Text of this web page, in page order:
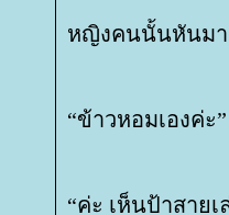
หญิงคนนั้นหันมา
“ข้าวหอมเองค่ะ”
“ค่ะ เห็นป้าสาย